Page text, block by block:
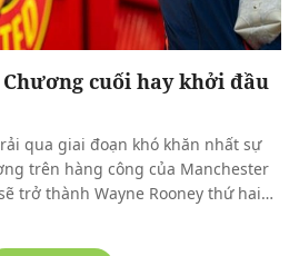
cuối hay khởi đầu
qua giai đoạn khó khăn nhất sự
trên hàng công của Manchester
trở thành Wayne Rooney thứ hai
28 tuổi giờ thậm chí không biết